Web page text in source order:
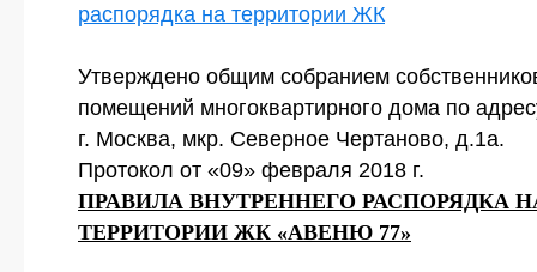
распорядка на территории ЖК
Утверждено общим собранием
помещений многоквартирного дома по
г. Москва, мкр. Северное Чертаново, д.1а.
Протокол от «09» февраля 2018 г.
ПРАВИЛА ВНУТРЕННЕГО РАСПОРЯДКА
ТЕРРИТОРИИ ЖК «АВЕНЮ 77»